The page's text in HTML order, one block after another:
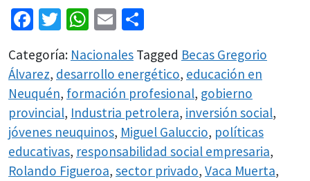
Facebook
Twitter
WhatsApp
Email
Categoría: Nacionales Tagged Becas Gregorio
Álvarez, desarrollo energético, educación en
Neuquén, formación profesional, gobierno
provincial, Industria petrolera, inversión social,
jóvenes neuquinos, Miguel Galuccio, políticas
educativas, responsabilidad social empresaria,
Rolando Figueroa, sector privado, Vaca Muerta,